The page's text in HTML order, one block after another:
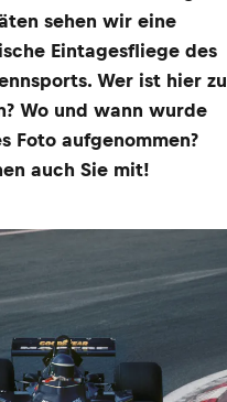
sehen wir eine
Eintagesfliege des
Wer ist hier zu
Wo und wann wurde
Foto aufgenommen?
auch Sie mit!